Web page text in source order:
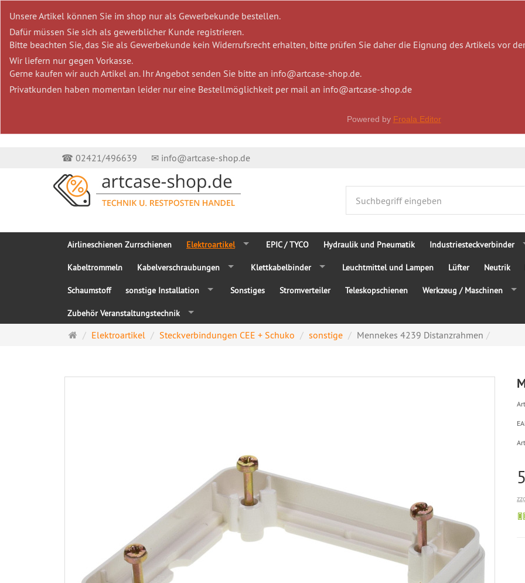
Unsere Artikel können Sie im shop nur als Gewerbekunde bestellen.
Dafür müssen Sie sich als gewerblicher Kunde registrieren.
Bitte beachten Sie, das Sie als Gewerbekunde kein Widerrufsrecht erhalten, bitte prüfen Sie daher die Eignung des Artikels vor
Wir liefern nur gegen Vorkasse.
Gerne kaufen wir auch Artikel an. Ihr Angebot senden Sie bitte an info@artcase-shop.de.
Privatkunden haben momentan leider nur eine Bestellmöglichkeit per mail an info@artcase-shop.de
Powered by Froala Editor
☎ 02421/496639 ✉ info@artcase-shop.de
Airlineschienen Zurrschienen Elektroartikel EPIC / TYCO Hydraulik und Pneumatik Industriesteckverbinder
Kabeltrommeln Kabelverschraubungen Klettkabelbinder Leuchtmittel und Lampen Lüfter Neutrik
Schaumstoff sonstige Installation Sonstiges Stromverteiler Teleskopschienen Werkzeug / Maschinen
Zubehör Veranstaltungstechnik
Startseite
Elektroartikel Steckverbindungen CEE + Schuko sonstige Mennekes 4239 Distanzrahmen